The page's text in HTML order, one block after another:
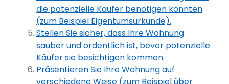
die potenzielle Käufer benötigen könnten
(zum Beispiel Eigentumsurkunde).
Stellen Sie sicher, dass Ihre Wohnung
sauber und ordentlich ist, bevor potenzielle
Käufer sie besichtigen kommen.
Präsentieren Sie Ihre Wohnung auf